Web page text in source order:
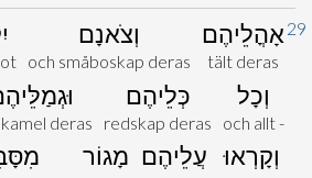
29 אָהֳלֵיהֶם
tält deras
וְצֹאנָם
och småboskap deras
וְכָל
och allt -
כְּלֵיהֶם
redskap deras
deras
וְקָרְאוּ עֲלֵיהֶם מָגוֹר